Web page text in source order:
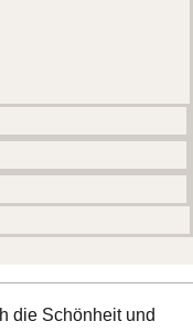
die Schönheit und